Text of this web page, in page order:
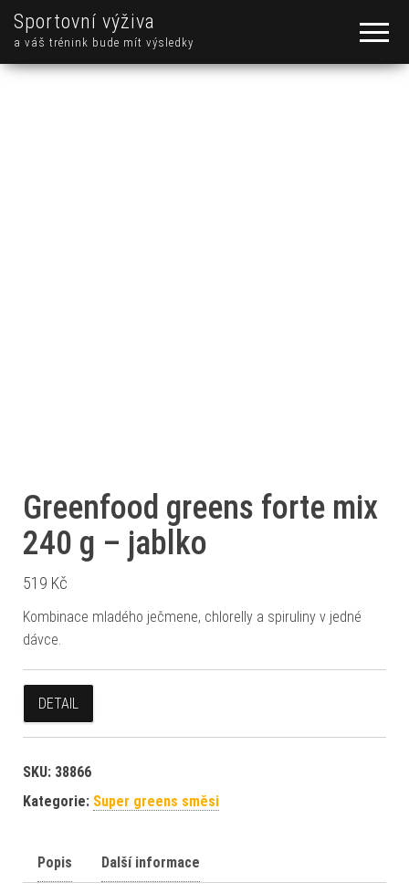
Sportovní výživa
a váš trénink bude mít výsledky
Greenfood greens forte mix
240 g – jablko
519 Kč
Kombinace mladého ječmene, chlorelly a spiruliny v jedné
dávce.
DETAIL
SKU: 38866
Kategorie: Super greens směsi
Popis Další informace